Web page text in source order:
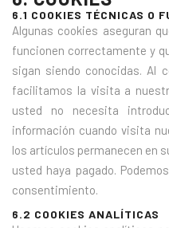
6.1 COOKIES TÉCNICAS O
Algunas cookies aseguran
funcionen correctamente y
sigan siendo conocidas. Al
facilitamos la visita a
usted no necesita
información cuando visita
los artículos permanecen en
usted haya pagado.
consentimiento.
6.2 COOKIES ANALÍTICAS